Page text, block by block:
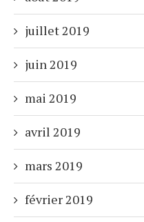
juillet 2019
juin 2019
mai 2019
avril 2019
mars 2019
février 2019